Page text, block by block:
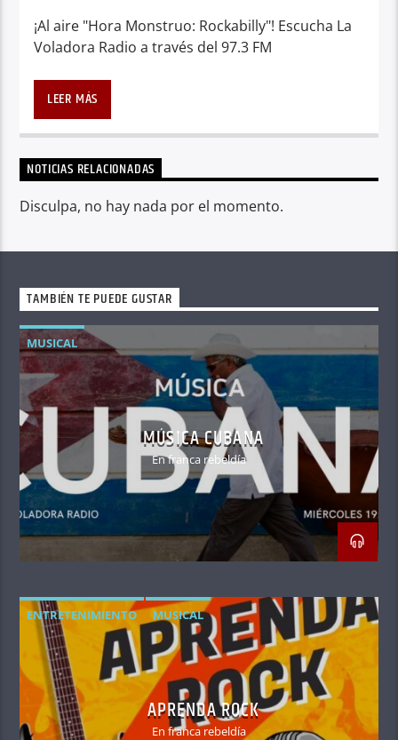
¡Al aire "Hora Monstruo: Rockabilly"! Escucha La
Voladora Radio a través del 97.3 FM
LEER MÁS
NOTICIAS RELACIONADAS
Disculpa, no hay nada por el momento.
TAMBIÉN TE PUEDE GUSTAR
MUSICAL
MÚSICA CUBANA
En franca rebeldía
ENTRETENIMIENTO MUSICAL
APRENDA ROCK
En franca rebeldía